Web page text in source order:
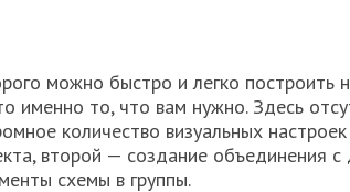
можно быстро и легко построить
именно то, что вам нужно. Здесь
количество визуальных
второй — создание объединения с
схемы в группы.